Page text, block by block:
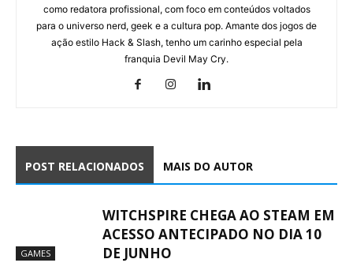
como redatora profissional, com foco em conteúdos voltados
para o universo nerd, geek e a cultura pop. Amante dos jogos de
ação estilo Hack & Slash, tenho um carinho especial pela
franquia Devil May Cry.
POST RELACIONADOS MAIS DO AUTOR
GAMES
WITCHSPIRE CHEGA AO STEAM EM
ACESSO ANTECIPADO NO DIA 10
DE JUNHO